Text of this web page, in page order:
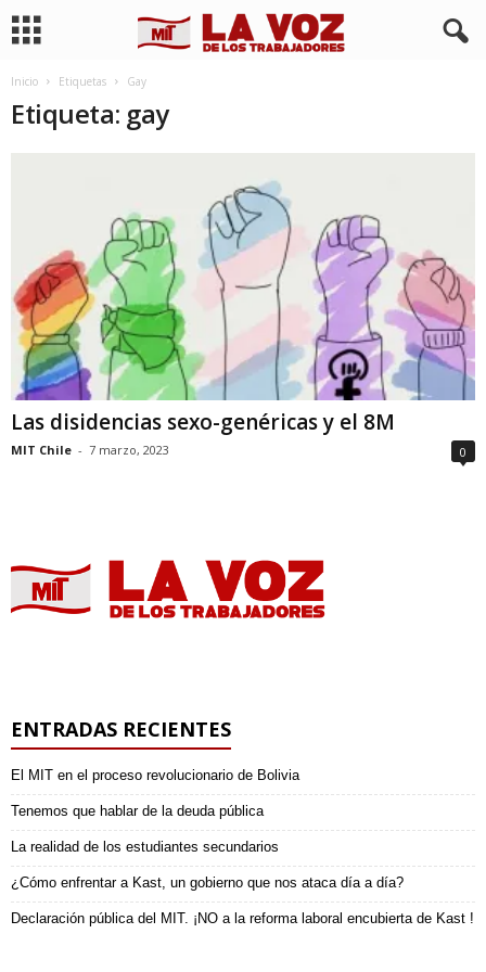
Inicio Etiquetas Gay
Etiqueta: gay
Las disidencias sexo-genéricas y el 8M
MIT Chile - 7 marzo, 2023 0
ENTRADAS RECIENTES
El MIT en el proceso revolucionario de Bolivia
Tenemos que hablar de la deuda pública
La realidad de los estudiantes secundarios
¿Cómo enfrentar a Kast, un gobierno que nos ataca día a día?
Declaración pública del MIT. ¡NO a la reforma laboral encubierta de Kast !